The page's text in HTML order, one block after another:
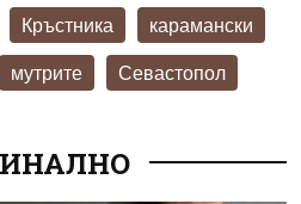
Кръстника карамански
мутрите Севастопол